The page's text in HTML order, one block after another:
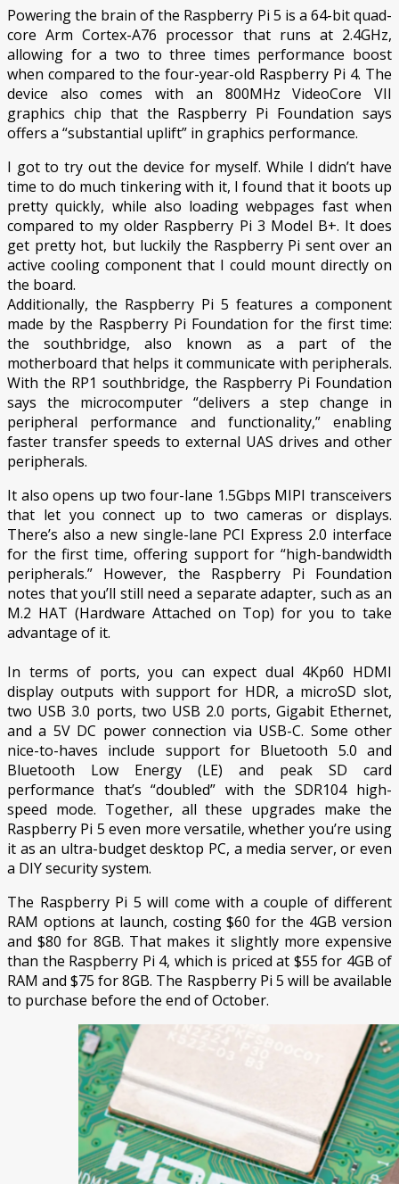
Powering the brain of the Raspberry Pi 5 is a 64-bit quad-
core Arm Cortex-A76 processor that runs at 2.4GHz,
allowing for a two to three times performance boost
when compared to the four-year-old Raspberry Pi 4. The
device also comes with an 800MHz VideoCore VII
graphics chip that the Raspberry Pi Foundation says
offers a “substantial uplift” in graphics performance.
I got to try out the device for myself. While I didn’t have
time to do much tinkering with it, I found that it boots up
pretty quickly, while also loading webpages fast when
compared to my older Raspberry Pi 3 Model B+. It does
get pretty hot, but luckily the Raspberry Pi sent over an
active cooling component that I could mount directly on
the board.
Additionally, the Raspberry Pi 5 features a component
made by the Raspberry Pi Foundation for the first time:
the southbridge, also known as a part of the
motherboard that helps it communicate with peripherals.
With the RP1 southbridge, the Raspberry Pi Foundation
says the microcomputer “delivers a step change in
peripheral performance and functionality,” enabling
faster transfer speeds to external UAS drives and other
peripherals.
It also opens up two four-lane 1.5Gbps MIPI transceivers
that let you connect up to two cameras or displays.
There’s also a new single-lane PCI Express 2.0 interface
for the first time, offering support for “high-bandwidth
peripherals.” However, the Raspberry Pi Foundation
notes that you’ll still need a separate adapter, such as an
M.2 HAT (Hardware Attached on Top) for you to take
advantage of it.
In terms of ports, you can expect dual 4Kp60 HDMI
display outputs with support for HDR, a microSD slot,
two USB 3.0 ports, two USB 2.0 ports, Gigabit Ethernet,
and a 5V DC power connection via USB-C. Some other
nice-to-haves include support for Bluetooth 5.0 and
Bluetooth Low Energy (LE) and peak SD card
performance that’s “doubled” with the SDR104 high-
speed mode. Together, all these upgrades make the
Raspberry Pi 5 even more versatile, whether you’re using
it as an ultra-budget desktop PC, a media server, or even
a DIY security system.
The Raspberry Pi 5 will come with a couple of different
RAM options at launch, costing $60 for the 4GB version
and $80 for 8GB. That makes it slightly more expensive
than the Raspberry Pi 4, which is priced at $55 for 4GB of
RAM and $75 for 8GB. The Raspberry Pi 5 will be available
to purchase before the end of October.